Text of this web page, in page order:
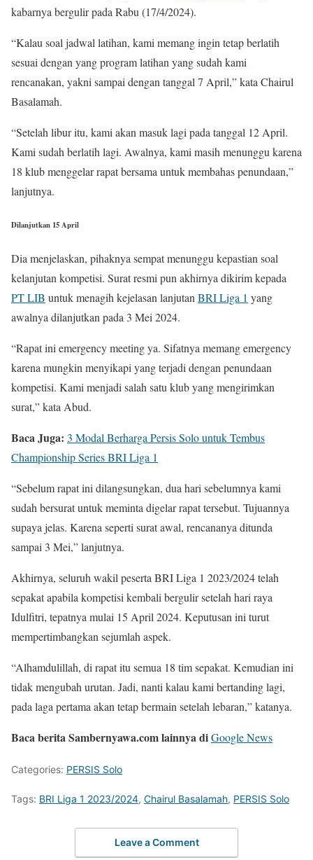
kabarnya bergulir pada Rabu (17/4/2024).
“Kalau soal jadwal latihan, kami memang ingin tetap berlatih
sesuai dengan yang program latihan yang sudah kami
rencanakan, yakni sampai dengan tanggal 7 April,” kata Chairul
Basalamah.
“Setelah libur itu, kami akan masuk lagi pada tanggal 12 April.
Kami sudah berlatih lagi. Awalnya, kami masih menunggu karena
18 klub menggelar rapat bersama untuk membahas penundaan,”
lanjutnya.
Dilanjutkan 15 April
Dia menjelaskan, pihaknya sempat menunggu kepastian soal
kelanjutan kompetisi. Surat resmi pun akhirnya dikirim kepada
PT LIB untuk menagih kejelasan lanjutan BRI Liga 1 yang
awalnya dilanjutkan pada 3 Mei 2024.
“Rapat ini emergency meeting ya. Sifatnya memang emergency
karena mungkin menyikapi yang terjadi dengan penundaan
kompetisi. Kami menjadi salah satu klub yang mengirimkan
surat,” kata Abud.
Baca Juga: 3 Modal Berharga Persis Solo untuk Tembus
Championship Series BRI Liga 1
“Sebelum rapat ini dilangsungkan, dua hari sebelumnya kami
sudah bersurat untuk meminta digelar rapat tersebut. Tujuannya
supaya jelas. Karena seperti surat awal, rencananya ditunda
sampai 3 Mei,” lanjutnya.
Akhirnya, seluruh wakil peserta BRI Liga 1 2023/2024 telah
sepakat apabila kompetisi kembali bergulir setelah hari raya
Idulfitri, tepatnya mulai 15 April 2024. Keputusan ini turut
mempertimbangkan sejumlah aspek.
“Alhamdulillah, di rapat itu semua 18 tim sepakat. Kemudian ini
tidak mengubah urutan. Jadi, nanti kalau kami bertanding lagi,
pada laga pertama akan tetap bermain setelah lebaran,” katanya.
Baca berita Sambernyawa.com lainnya diGoogle News
Categories: PERSIS Solo
Tags: BRI Liga 1 2023/2024, Chairul Basalamah, PERSIS Solo
Leave a Comment